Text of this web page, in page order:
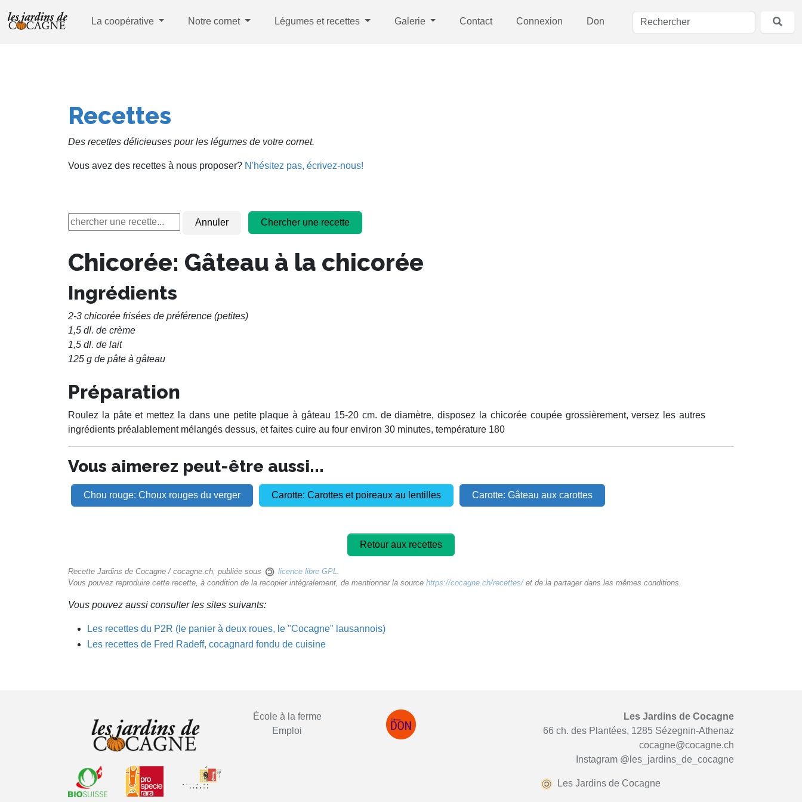
La coopérative Notre cornet Légumes et recettes Galerie Contact Connexion Don
Recettes
Des recettes délicieuses pour les légumes de votre cornet.
Vous avez des recettes à nous proposer? N'hésitez pas, écrivez-nous!
Chicorée: Gâteau à la chicorée
Ingrédients
2-3 chicorée frisées de préférence (petites)
1,5 dl. de crème
1,5 dl. de lait
125 g de pâte à gâteau
Préparation
Roulez la pâte et mettez la dans une petite plaque à gâteau 15-20 cm. de diamètre, disposez la chicorée coupée grossièrement, versez les autres
ingrédients préalablement mélangés dessus, et faites cuire au four environ 30 minutes, température 180
Vous aimerez peut-être aussi...
Chou rouge: Choux rouges du verger Carotte: Carottes et poireaux au lentilles Carotte: Gâteau aux carottes
Retour aux recettes
Recette Jardins de Cocagne / cocagne.ch, publiée sous licence libre GPL.
Vous pouvez reproduire cette recette, à condition de la recopier intégralement, de mentionner la source https://cocagne.ch/recettes/et de la partager dans les mêmes conditions.
Vous pouvez aussi consulter les sites suivants:
Les recettes du P2R (le panier à deux roues, le "Cocagne" lausannois)
Les recettes de Fred Radeff, cocagnard fondu de cuisine
École à la ferme
Emploi
Les Jardins de Cocagne
66 ch. des Plantées, 1285 Sézegnin-Athenaz
cocagne@cocagne.ch
Instagram @les_jardins_de_cocagne
Les Jardins de Cocagne